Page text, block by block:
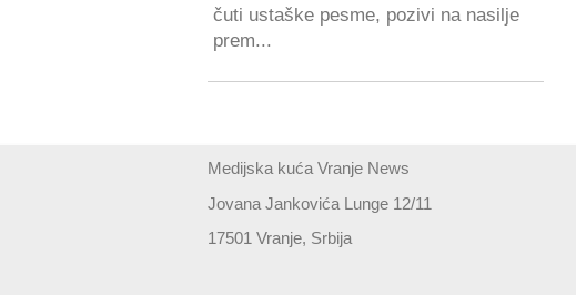
čuti ustaške pesme, pozivi na nasilje
prem...
Medijska kuća Vranje News
Jovana Jankovića Lunge 12/11
17501 Vranje, Srbija